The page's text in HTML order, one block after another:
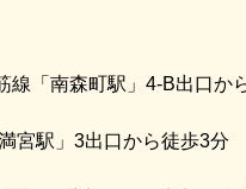
線 「南森町駅」 4-B出口か
宮駅」 3出口から徒歩3分